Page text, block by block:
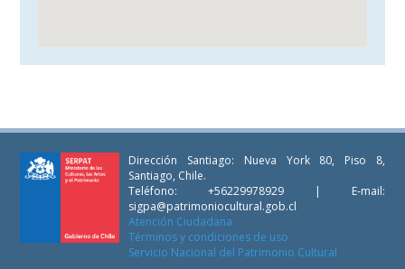
Dirección Santiago: Nueva York 80, Piso 8,
Santiago, Chile.
Teléfono: +56229978929 | E-mail:
sigpa@patrimoniocultural.gob.cl
Atención Ciudadana
Términos y condiciones de uso
Servicio Nacional del Patrimonio Cultural